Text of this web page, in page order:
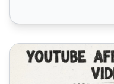
Meilleurs types de